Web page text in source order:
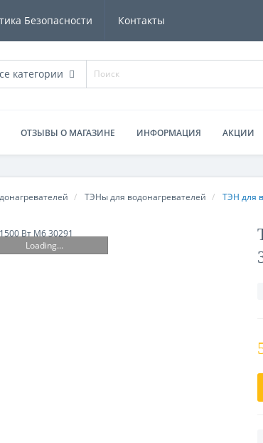
Безопасности Контакты
категории
ОТЗЫВЫ О МАГАЗИНЕ ИНФОРМАЦИЯ АКЦИИ
ТЭНы для водонагревателей ТЭН для
Loading...